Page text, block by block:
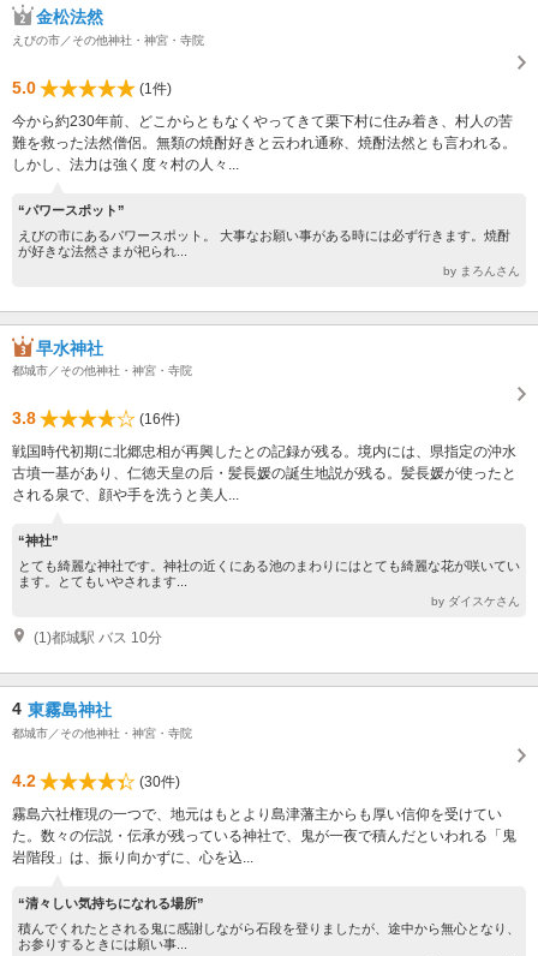
金松法然
えびの市／その他神社・神宮・寺院
5.0
(1件)
今から約230年前、どこからともなくやってきて栗下村に住み着き、村人の苦
難を救った法然僧侶。無類の焼酎好きと云われ通称、焼酎法然とも言われる。
しかし、法力は強く度々村の人々...
“パワースポット”
えびの市にあるパワースポット。 大事なお願い事がある時には必ず行きます。焼酎
が好きな法然さまが祀られ...
by まろんさん
早水神社
都城市／その他神社・神宮・寺院
3.8
(16件)
戦国時代初期に北郷忠相が再興したとの記録が残る。境内には、県指定の沖水
古墳一基があり、仁徳天皇の后・髪長媛の誕生地説が残る。髪長媛が使ったと
される泉で、顔や手を洗うと美人...
“神社”
とても綺麗な神社です。神社の近くにある池のまわりにはとても綺麗な花が咲いてい
ます。とてもいやされます...
by ダイスケさん
(1)都城駅 バス 10分
4 東霧島神社
都城市／その他神社・神宮・寺院
4.2
(30件)
霧島六社権現の一つで、地元はもとより島津藩主からも厚い信仰を受けてい
た。数々の伝説・伝承が残っている神社で、鬼が一夜で積んだといわれる「鬼
岩階段」は、振り向かずに、心を込...
“清々しい気持ちになれる場所”
積んでくれたとされる鬼に感謝しながら石段を登りましたが、途中から無心となり、
お参りするときには願い事...